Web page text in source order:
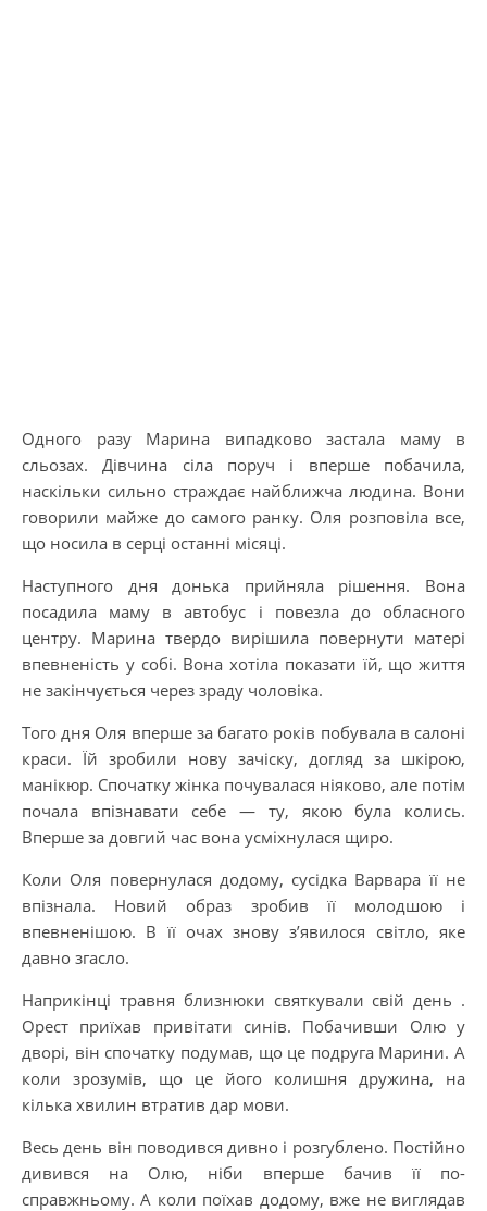
Одного разу Марина випадково застала маму в
сльозах. Дівчина сіла поруч і вперше побачила,
наскільки сильно страждає найближча людина. Вони
говорили майже до самого ранку. Оля розповіла все,
що носила в серці останні місяці.
Наступного дня донька прийняла рішення. Вона
посадила маму в автобус і повезла до обласного
центру. Марина твердо вирішила повернути матері
впевненість у собі. Вона хотіла показати їй, що життя
не закінчується через зраду чоловіка.
Того дня Оля вперше за багато років побувала в салоні
краси. Їй зробили нову зачіску, догляд за шкірою,
манікюр. Спочатку жінка почувалася ніяково, але потім
почала впізнавати себе — ту, якою була колись.
Вперше за довгий час вона усміхнулася щиро.
Коли Оля повернулася додому, сусідка Варвара її не
впізнала. Новий образ зробив її молодшою і
впевненішою. В її очах знову з’явилося світло, яке
давно згасло.
Наприкінці травня близнюки святкували свій день .
Орест приїхав привітати синів. Побачивши Олю у
дворі, він спочатку подумав, що це подруга Марини. А
коли зрозумів, що це його колишня дружина, на
кілька хвилин втратив дар мови.
Весь день він поводився дивно і розгублено. Постійно
дивився на Олю, ніби вперше бачив її по-
справжньому. А коли поїхав додому, вже не виглядав